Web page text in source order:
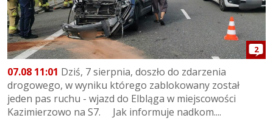
2
07.08 11:01 Dziś, 7 sierpnia, doszło do zdarzenia
drogowego, w wyniku którego zablokowany został
jeden pas ruchu - wjazd do Elbląga w miejscowości
Kazimierzowo na S7. Jak informuje nadkom....